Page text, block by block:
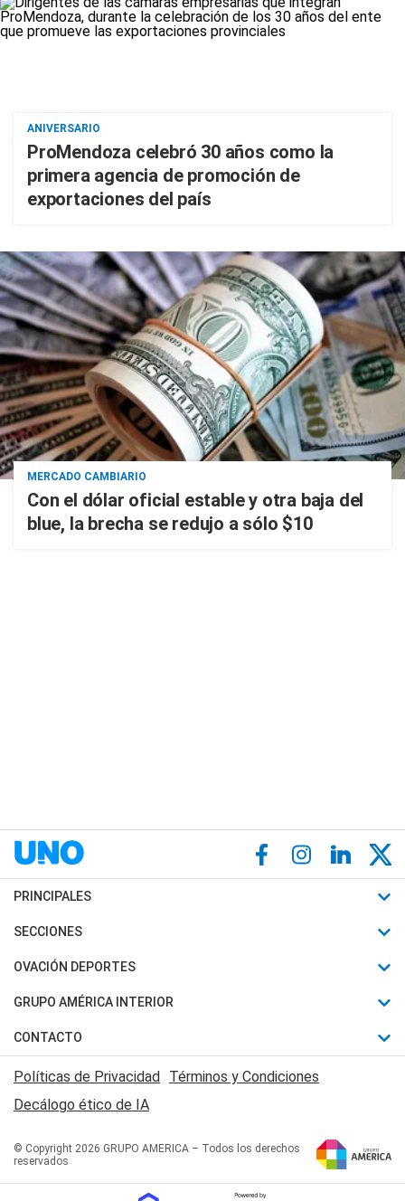
ANIVERSARIO
ProMendoza celebró 30 años como la
primera agencia de promoción de
exportaciones del país
MERCADO CAMBIARIO
Con el dólar oficial estable y otra baja del
blue, la brecha se redujo a sólo $10
PRINCIPALES
Últimas Noticias
Política
Judiciales
Economia
SECCIONES
Horóscopo
Motores
Trucos caseros
Series y Películas
Edictos y Solicitadas
OVACIÓN DEPORTES
Fútbol
Mundial
Automovilismo
Rugby
Básquet
GRUPO AMÉRICA INTERIOR
Canal 7 en Vivo
San Juan 8
CONTACTO
Acerca de Nosotros
Contactanos
Políticas de Privacidad Términos y Condiciones
Decálogo ético de IA
© Copyright 2026 GRUPO AMERICA – Todos los derechos
reservados